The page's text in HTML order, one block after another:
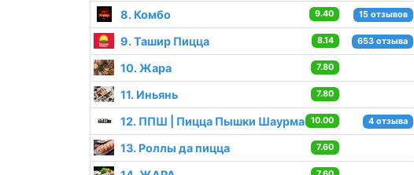
8. Комбо 9.40 15 отзывов
9. Ташир Пицца 8.14 653 отзыва
10. Жара 7.80
11. Иньянь 7.80
12. ППШ | Пицца Пышки Шаурма 10.00 4 отзыва
13. Роллы да пицца 7.60